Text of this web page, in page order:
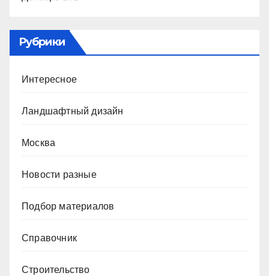
Рубрики
Интересное
Ландшафтный дизайн
Москва
Новости разные
Подбор материалов
Справочник
Строительство